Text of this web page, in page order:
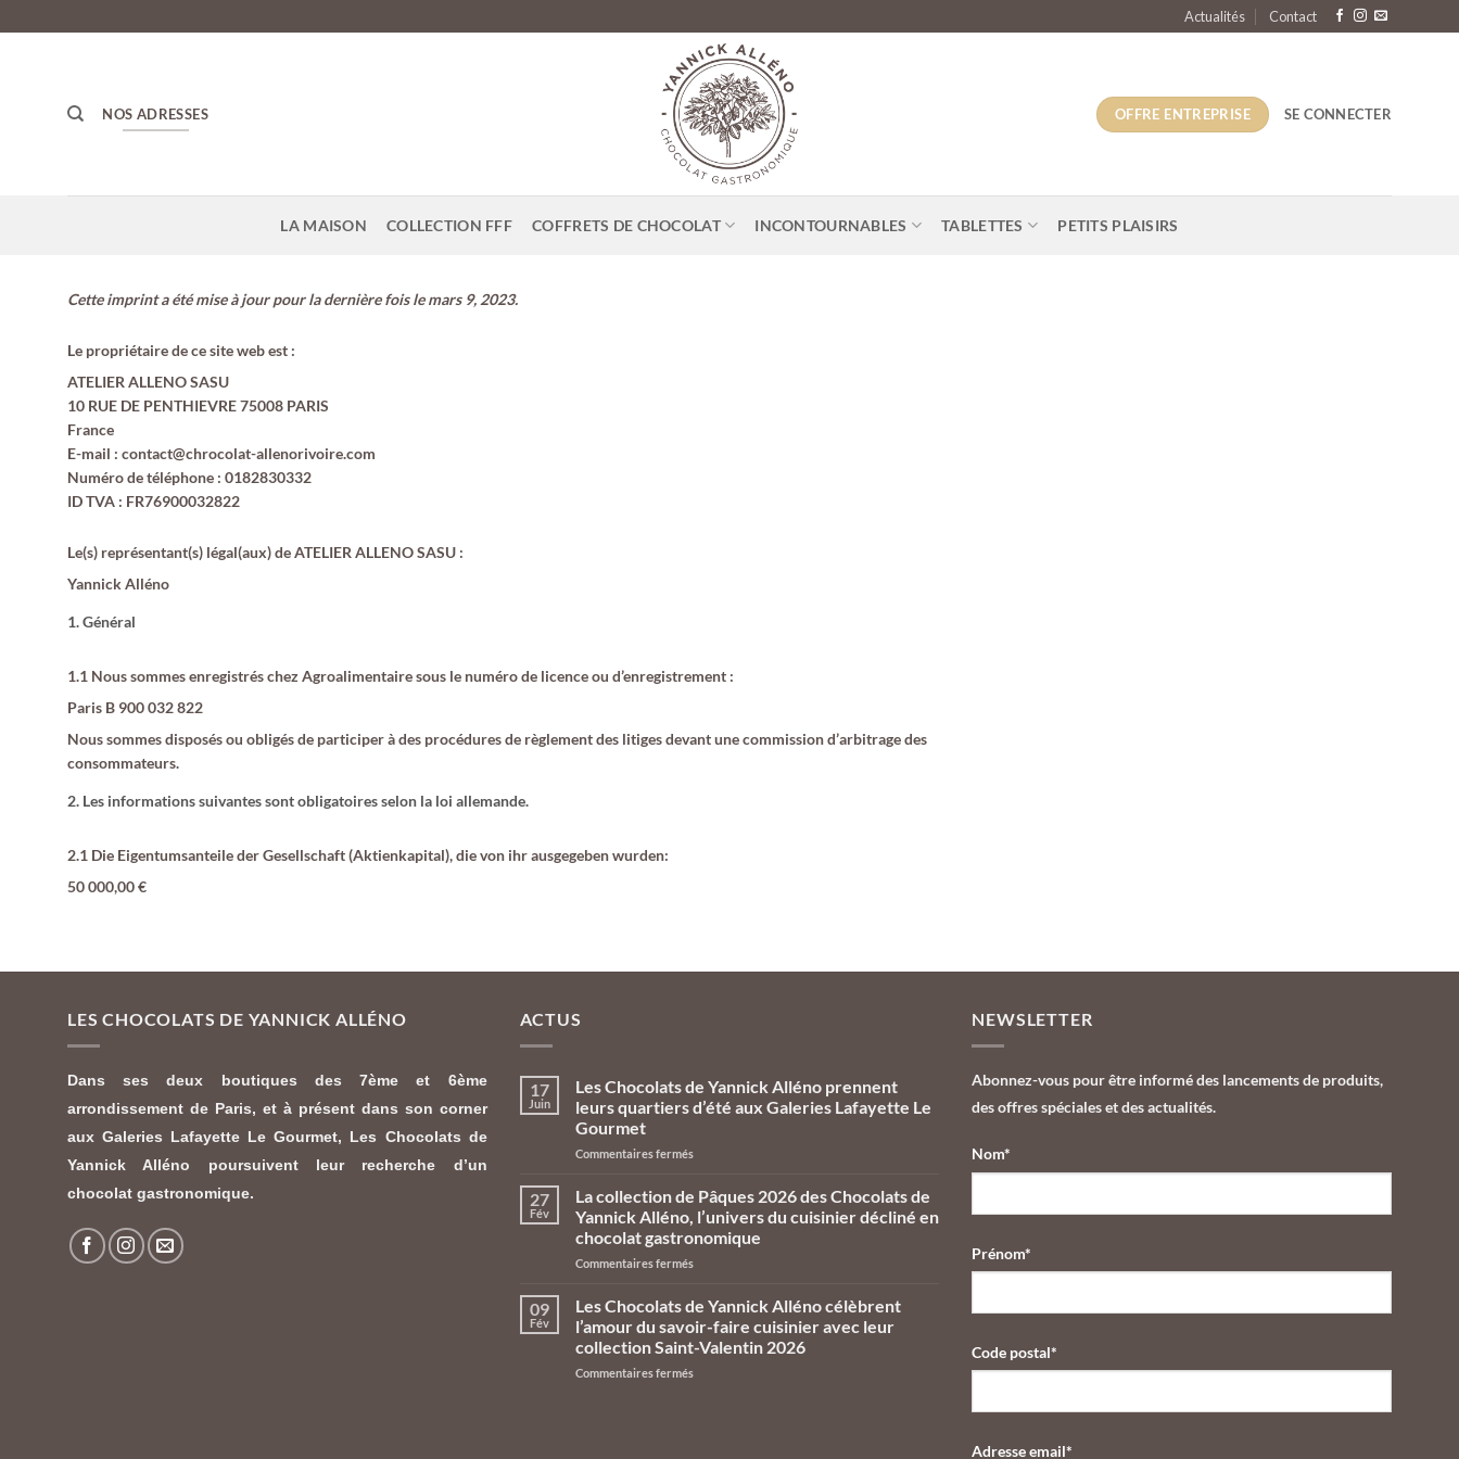
au
Actualités Contact
NOS ADRESSES OFFRE ENTREPRISE SE CONNECTER
LA MAISON COLLECTION FFF COFFRETS DE CHOCOLAT INCONTOURNABLES TABLETTES PETITS PLAISIRS
Cette imprint a été mise à jour pour la dernière fois le mars 9, 2023.
Le propriétaire de ce site web est :
ATELIER ALLENO SASU
10 RUE DE PENTHIEVRE 75008 PARIS
France
E-mail : contact@chrocolat-allenorivoire.com
Numéro de téléphone : 0182830332
ID TVA : FR76900032822
Le(s) représentant(s) légal(aux) de ATELIER ALLENO SASU :
Yannick Alléno
1. Général
1.1 Nous sommes enregistrés chez Agroalimentaire sous le numéro de licence ou d’enregistrement :
Paris B 900 032 822
Nous sommes disposés ou obligés de participer à des procédures de règlement des litiges devant une commission d’arbitrage des
consommateurs.
2. Les informations suivantes sont obligatoires selon la loi allemande.
2.1 Die Eigentumsanteile der Gesellschaft (Aktienkapital), die von ihr ausgegeben wurden:
50 000,00 €
LES CHOCOLATS DE YANNICK ALLÉNO
Dans ses deux boutiques des 7ème et 6ème
arrondissement de Paris, et à présent dans son corner
aux Galeries Lafayette Le Gourmet, Les Chocolats de
Yannick Alléno poursuivent leur recherche d’un
chocolat gastronomique.
ACTUS
17
Juin
Les Chocolats de Yannick Alléno prennent
leurs quartiers d’été aux Galeries Lafayette Le
Gourmet
Commentaires ferméssur
Chocolats
de
Yannick
Alléno
prennent
quartiers
aux
Galeries
Lafayette
27
Fév
La collection de Pâques 2026 des Chocolats de
Yannick Alléno, l’univers du cuisinier décliné en
chocolat gastronomique
Commentaires ferméssur
collection
de
Pâques
2026
des
09
Fév
Les Chocolats de Yannick Alléno célèbrent
l’amour du savoir-faire cuisinier avec leur
collection Saint-Valentin 2026
Commentaires ferméssur
NEWSLETTER
Abonnez-vous pour être informé des lancements de produits,
des offres spéciales et des actualités.
Nom*
Prénom*
Code postal*
Adresse email*